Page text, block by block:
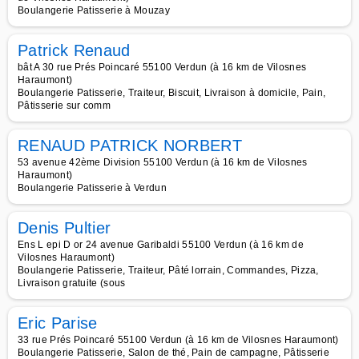
Boulangerie Patisserie à Mouzay
Patrick Renaud
bât A 30 rue Prés Poincaré 55100 Verdun (à 16 km de Vilosnes
Haraumont)
Boulangerie Patisserie, Traiteur, Biscuit, Livraison à domicile, Pain,
Pâtisserie sur comm
RENAUD PATRICK NORBERT
53 avenue 42ème Division 55100 Verdun (à 16 km de Vilosnes
Haraumont)
Boulangerie Patisserie à Verdun
Denis Pultier
Ens L epi D or 24 avenue Garibaldi 55100 Verdun (à 16 km de
Vilosnes Haraumont)
Boulangerie Patisserie, Traiteur, Pâté lorrain, Commandes, Pizza,
Livraison gratuite (sous
Eric Parise
33 rue Prés Poincaré 55100 Verdun (à 16 km de Vilosnes Haraumont)
Boulangerie Patisserie, Salon de thé, Pain de campagne, Pâtisserie